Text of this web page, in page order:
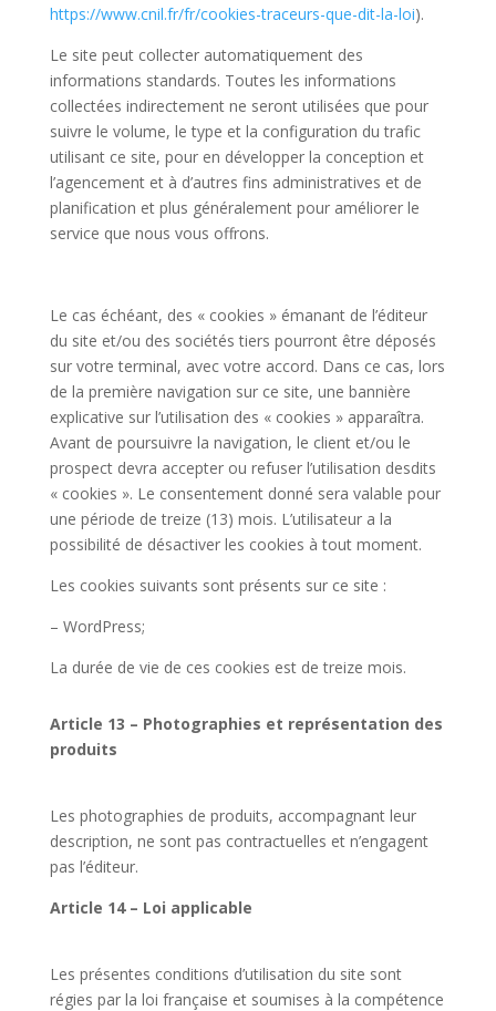
https://www.cnil.fr/fr/cookies-traceurs-que-dit-la-loi).
Le site peut collecter automatiquement des
informations standards. Toutes les informations
collectées indirectement ne seront utilisées que pour
suivre le volume, le type et la configuration du trafic
utilisant ce site, pour en développer la conception et
l’agencement et à d’autres fins administratives et de
planification et plus généralement pour améliorer le
service que nous vous offrons.
Le cas échéant, des « cookies » émanant de l’éditeur
du site et/ou des sociétés tiers pourront être déposés
sur votre terminal, avec votre accord. Dans ce cas, lors
de la première navigation sur ce site, une bannière
explicative sur l’utilisation des « cookies » apparaîtra.
Avant de poursuivre la navigation, le client et/ou le
prospect devra accepter ou refuser l’utilisation desdits
« cookies ». Le consentement donné sera valable pour
une période de treize (13) mois. L’utilisateur a la
possibilité de désactiver les cookies à tout moment.
Les cookies suivants sont présents sur ce site :
– WordPress;
La durée de vie de ces cookies est de treize mois.
Article 13 – Photographies et représentation des
produits
Les photographies de produits, accompagnant leur
description, ne sont pas contractuelles et n’engagent
pas l’éditeur.
Article 14 – Loi applicable
Les présentes conditions d’utilisation du site sont
régies par la loi française et soumises à la compétence